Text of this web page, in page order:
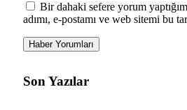
Bir dahaki sefere yorum
adımı, e-postamı ve web sitemi bu
Son Yazılar